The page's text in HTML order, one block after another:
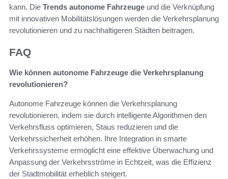
kann. Die Trends autonome Fahrzeuge und die Verknüpfung
mit innovativen Mobilitätslösungen werden die Verkehrsplanung
revolutionieren und zu nachhaltigeren Städten beitragen.
FAQ
Wie können autonome Fahrzeuge die Verkehrsplanung
revolutionieren?
Autonome Fahrzeuge können die Verkehrsplanung
revolutionieren, indem sie durch intelligente Algorithmen den
Verkehrsfluss optimieren, Staus reduzieren und die
Verkehrssicherheit erhöhen. Ihre Integration in smarte
Verkehrssysteme ermöglicht eine effektive Überwachung und
Anpassung der Verkehrsströme in Echtzeit, was die Effizienz
der Stadtmobilität erheblich steigert.